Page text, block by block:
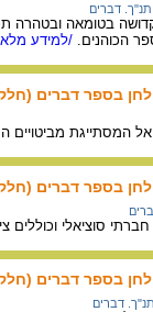
תנ"ך. דברים
בטומאה ובטהרה
הכוהנים.
/למידע
בספר דברים
המסתייגת מביטויים
בספר דברים
סוציאלי
בספר דברים
תנ"ך. דברים